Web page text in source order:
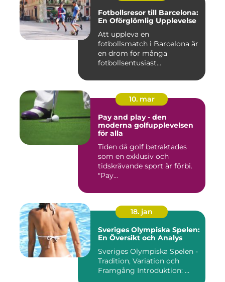
Fotbollsresor till Barcelona:
En Oförglömlig Upplevelse
Att uppleva en
fotbollsmatch i Barcelona är
en dröm för många
fotbollsentusiast...
10. mar
Pay and play - den
moderna golfupplevelsen
för alla
Tiden då golf betraktades
som en exklusiv och
tidskrävande sport är förbi.
"Pay...
18. jan
Sveriges Olympiska Spelen:
En Översikt och Analys
Sveriges Olympiska Spelen -
Tradition, Variation och
Framgång Introduktion: ...